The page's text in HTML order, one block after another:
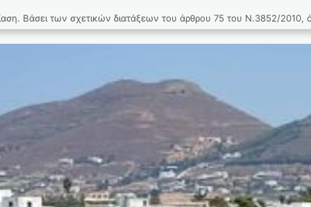
Βάσει των σχετικών διατάξεων του άρθρου 75 του Ν.3852/